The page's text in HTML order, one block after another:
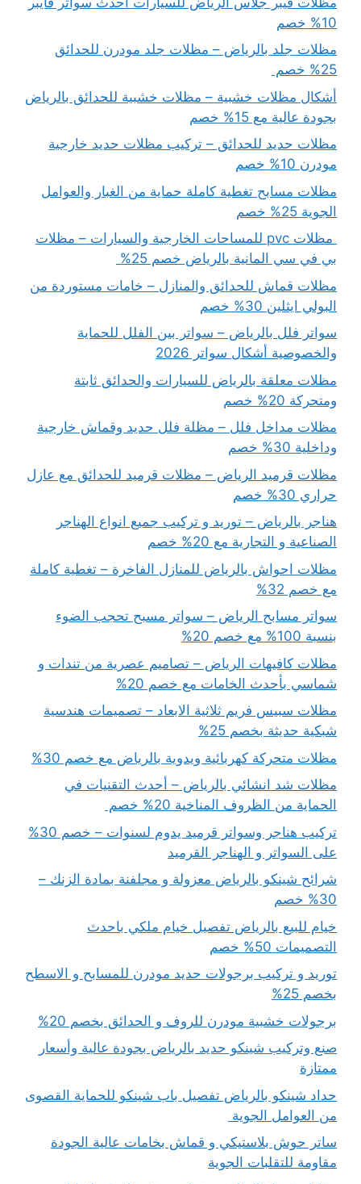
10% خصم
مظلات جلد بالرياض – مظلات جلد مودرن للحدائق
25% خصم
أشكال مظلات خشبية – مظلات خشبية للحدائق بالرياض
بجودة عالية مع 15% خصم
مظلات حديد للحدائق – تركيب مظلات حديد خارجية
مودرن 10% خصم
مظلات مسابح تغطية كاملة حماية من الغبار والعوامل
الجوية 25% خصم
مظلات pvc للمساحات الخارجية والسيارات – مظلات
بي في سي المانية بالرياض خصم 25%
مظلات قماش للحدائق والمنازل – خامات مستوردة من
البولي ايثلين 30% خصم
سواتر فلل بالرياض – سواتر بين الفلل للحماية
والخصوصية أشكال سواتر 2026
مظلات معلقة بالرياض للسيارات والحدائق ثابتة
ومتحركة 20% خصم
مظلات مداخل فلل – مظلة فلل حديد وقماش خارجية
وداخلية 30% خصم
مظلات قرميد الرياض – مظلات قرميد للحدائق مع عازل
حراري 30% خصم
هناجر بالرياض – توريد و تركيب جميع انواع الهناجر
الصناعية و التجارية مع 20% خصم
مظلات احواش بالرياض للمنازل الفاخرة – تغطية كاملة
مع خصم 32%
سواتر مسابح الرياض – سواتر مسبح تحجب الضوء
بنسبة 100% مع خصم 20%
مظلات كافيهات الرياض – تصاميم عصرية من تندات و
شماسي بأحدث الخامات مع خصم 20%
مظلات سبيس فريم ثلاثية الابعاد – تصميمات هندسية
شبكية حديثة بخصم 25%
مظلات متحركة كهربائية ويدوية بالرياض مع خصم 30%
مظلات شد انشائي بالرياض – أحدث التقنيات في
الحماية من الظروف المناخية 20% خصم
تركيب هناجر وسواتر قرميد يدوم لسنوات – خصم 30%
على السواتر و الهناجر القرميد
شرائح شينكو بالرياض معزولة و مجلفنة بمادة الزنك –
30% خصم
خيام للبيع بالرياض تفصيل خيام ملكي باحدث
التصميمات 50% خصم
توريد و تركيب برجولات حديد مودرن للمسابح و الاسطح
بخصم 25%
برجولات خشبية مودرن للروف و الحدائق بخصم 20%
صنع وتركيب شينكو حديد بالرياض بجودة عالية وأسعار
ممتازة
حداد شينكو بالرياض تفصيل باب شينكو للحماية القصوى
من العوامل الجوية
ساتر حوش بلاستيكي و قماش بخامات عالية الجودة
مقاومة للتقلبات الجوية